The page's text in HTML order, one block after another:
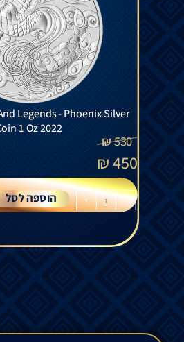
Legends - Phoenix Silver
1 Oz 2022
530
₪
450
₪
-
+ הוספה לסל